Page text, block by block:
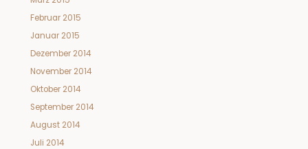
Februar 2015
Januar 2015
Dezember 2014
November 2014
Oktober 2014
September 2014
August 2014
Juli 2014